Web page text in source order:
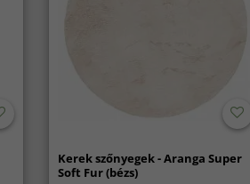
Kerek szőnyegek - Aranga Super
Soft Fur (bézs)